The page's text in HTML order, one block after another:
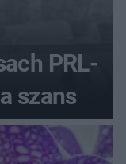
PRL-
szans